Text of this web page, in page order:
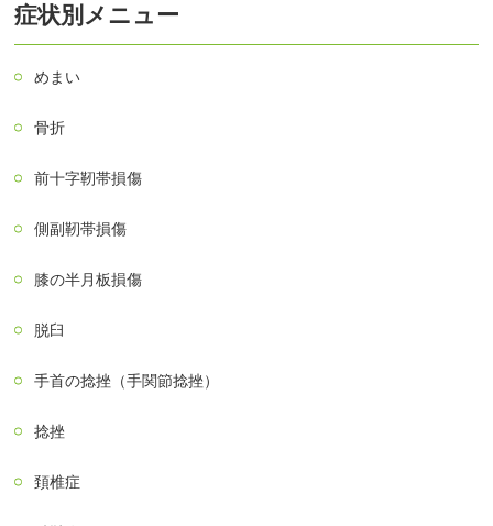
症状別メニュー
めまい
骨折
前十字靭帯損傷
側副靭帯損傷
膝の半月板損傷
脱臼
手首の捻挫（手関節捻挫）
捻挫
頚椎症